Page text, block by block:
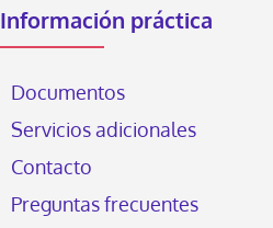
Información práctica
Documentos
Servicios adicionales
Contacto
Preguntas frecuentes